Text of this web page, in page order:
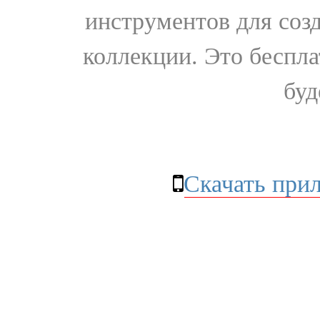
инструментов для
коллекции. Это
Скачать